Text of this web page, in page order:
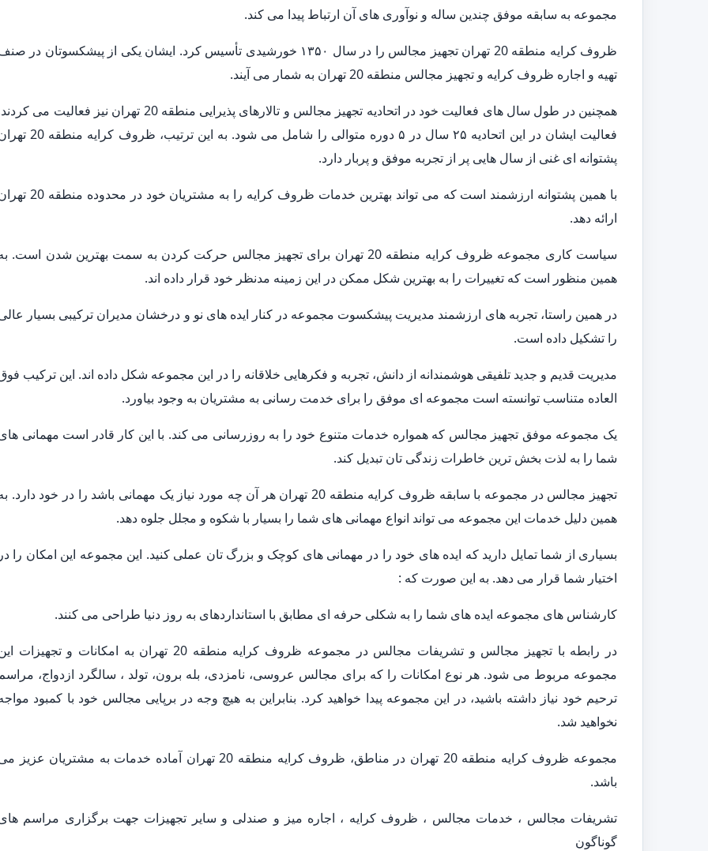
مجموعه به سابقه موفق چندین ساله و نوآوری های آن ارتباط پیدا می کند.
ظروف کرایه منطقه 20 تهران تجهیز مجالس را در سال ۱۳۵۰ خورشیدی تأسیس کرد. ایشان یکی از پیشکسوتان در
تهیه و اجاره ظروف کرایه و تجهیز مجالس منطقه 20 تهران به شمار می آیند.
همچنین در طول سال های فعالیت خود در اتحادیه تجهیز مجالس و تالارهای پذیرایی منطقه 20 تهران نیز فعالیت می
فعالیت ایشان در این اتحادیه ۲۵ سال در ۵ دوره متوالی را شامل می شود. به این ترتیب، ظروف
پشتوانه ای غنی از سال هایی پر از تجربه موفق و پربار دارد.
با همین پشتوانه ارزشمند است که می تواند بهترین خدمات ظروف کرایه را به مشتریان خود در
ارائه دهد.
سیاست کاری مجموعه ظروف کرایه منطقه 20 تهران برای تجهیز مجالس حرکت کردن به سمت بهترین شدن است.
همین منظور است که تغییرات را به بهترین شکل ممکن در این زمینه مدنظر خود قرار داده اند.
در همین راستا، تجربه های ارزشمند مدیریت پیشکسوت مجموعه در کنار ایده های نو و درخشان مدیران ترکیبی بسیار
را تشکیل داده است.
مدیریت قدیم و جدید تلفیقی هوشمندانه از دانش، تجربه و فکرهایی خلاقانه را در این مجموعه شکل داده اند. این ترکیب
العاده متناسب توانسته است مجموعه ای موفق را برای خدمت رسانی به مشتریان به وجود بیاورد.
یک مجموعه موفق تجهیز مجالس که همواره خدمات متنوع خود را به روزرسانی می کند. با این کار قادر است مهمانی
شما را به لذت بخش ترین خاطرات زندگی تان تبدیل کند.
تجهیز مجالس در مجموعه با سابقه ظروف کرایه منطقه 20 تهران هر آن چه مورد نیاز یک مهمانی باشد را در خود دارد.
همین دلیل خدمات این مجموعه می تواند انواع مهمانی های شما را بسیار با شکوه و مجلل جلوه دهد.
بسیاری از شما تمایل دارید که ایده های خود را در مهمانی های کوچک و بزرگ تان عملی کنید. این مجموعه این امکان را
اختیار شما قرار می دهد. به این صورت که :
کارشناس های مجموعه ایده های شما را به شکلی حرفه ای مطابق با استانداردهای به روز دنیا طراحی می کنند.
در رابطه با تجهیز مجالس و تشریفات مجالس در مجموعه ظروف کرایه منطقه 20 تهران به امکانات و تجهیزات
مجموعه مربوط می شود. هر نوع امکانات را که برای مجالس عروسی، نامزدی، بله برون، تولد ، سالگرد ازدواج،
ترحیم خود نیاز داشته باشید، در این مجموعه پیدا خواهید کرد. بنابراین به هیچ وجه در برپایی مجالس خود با کمبود
نخواهید شد.
مجموعه ظروف کرایه منطقه 20 تهران در مناطق، ظروف کرایه منطقه 20 تهران آماده خدمات به مشتریان عزیز
باشد.
تشریفات مجالس ، خدمات مجالس ، ظروف کرایه ، اجاره میز و صندلی و سایر تجهیزات جهت برگزاری مراسم
گوناگون